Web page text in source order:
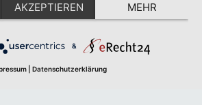
AKZEPTIEREN MEHR
&
Datenschutzerklärung